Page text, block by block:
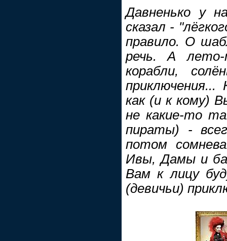
Давненько у
сказал -
правило. О
речь. А
корабли,
как (и к кому)
не какие-то
пираты) -
потом
Ивы, Дамы и
Вам к лицу
(девичьи)